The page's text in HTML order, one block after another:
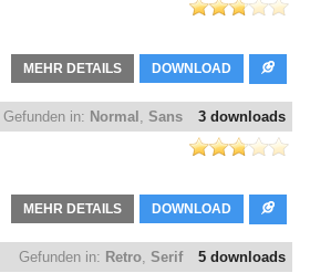
DOWNLOAD
MEHR DETAILS
3 downloads
Gefunden in: Normal , Sans
DOWNLOAD
MEHR DETAILS
5 downloads
Gefunden in: Retro, Serif